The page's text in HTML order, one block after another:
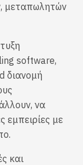
μεταπωλητών
software,
διανομή
να
εμπειρίες με
και